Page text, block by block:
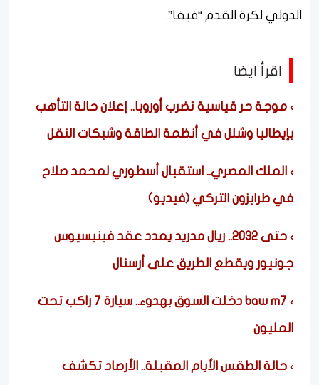
الدولي لكرة القدم “فيفا”.
اقرأ ايضا
موجة حر قياسية تضرب أوروبا.. إعلان حالة التأهب
بإيطاليا وشلل في أنظمة الطاقة وشبكات النقل
الملك المصري.. استقبال أسطوري لمحمد صلاح
في طرابزون التركي (فيديو)
حتى 2032.. ريال مدريد يمدد عقد فينيسيوس
جونيور ويقطع الطريق على أرسنال
baw m7 دخلت السوق بهدوء.. سيارة 7 راكب تحت
المليون
حالة الطقس الأيام المقبلة.. الأرصاد تكشف